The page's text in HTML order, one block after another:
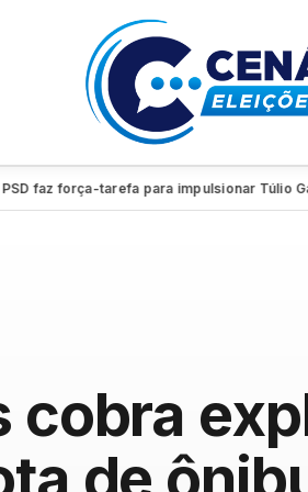
força-tarefa para impulsionar Túlio
cobra